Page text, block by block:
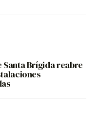
Santa Brígida reabre